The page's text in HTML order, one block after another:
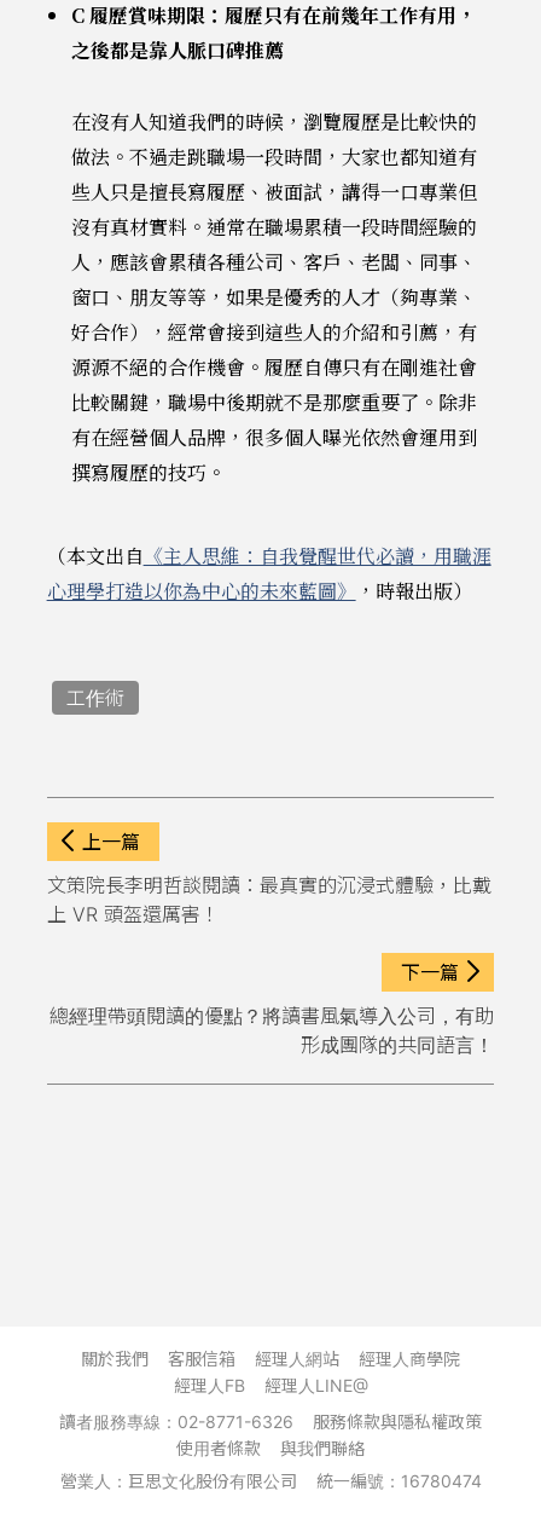
C 履歷賞味期限：履歷只有在前幾年工作有用，
之後都是靠人脈口碑推薦
在沒有人知道我們的時候，瀏覽履歷是比較快的
做法。不過走跳職場一段時間，大家也都知道有
些人只是擅長寫履歷、被面試，講得一口專業但
沒有真材實料。通常在職場累積一段時間經驗的
人，應該會累積各種公司、客戶、老闆、同事、
窗口、朋友等等，如果是優秀的人才（夠專業、
好合作），經常會接到這些人的介紹和引薦，有
源源不絕的合作機會。履歷自傳只有在剛進社會
比較關鍵，職場中後期就不是那麼重要了。除非
有在經營個人品牌，很多個人曝光依然會運用到
撰寫履歷的技巧。
（本文出自 《主人思維：自我覺醒世代必讀，用職涯
心理學打造以你為中心的未來藍圖》
，時報出版）
工作術
上一篇
文策院長李明哲談閱讀：最真實的沉浸式體驗，比戴
上 VR 頭盔還厲害！
下一篇
總經理帶頭閱讀的優點？將讀書風氣導入公司，有助
形成團隊的共同語言！
關於我們 客服信箱 經理人網站
經理人商學院
經理人FB
經理人LINE@
讀者服務專線：02-8771-6326
服務條款與隱私權政策
使用者條款
與我們聯絡
營業人：巨思文化股份有限公司
統一編號：16780474